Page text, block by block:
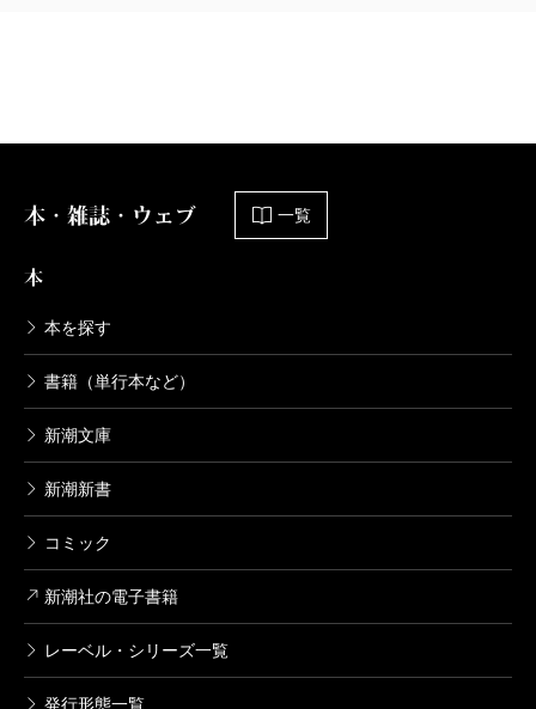
本・雑誌・ウェブ 一覧
本
本を探す
書籍（単行本など）
新潮文庫
新潮新書
コミック
新潮社の電子書籍
レーベル・シリーズ一覧
発行形態一覧